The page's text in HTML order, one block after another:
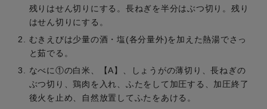
残りはせん切りにする。長ねぎを半分はぶつ切り。残り
はせん切りにする。
むきえびは少量の酒・塩(各分量外)を加えた熱湯でさっ
と茹でる。
なべに①の白米、【A】、しょうがの薄切り、長ねぎの
ぶつ切り、鶏肉を入れ、ふたをして加圧する、加圧終了
後火を止め、自然放置してふたをあける。